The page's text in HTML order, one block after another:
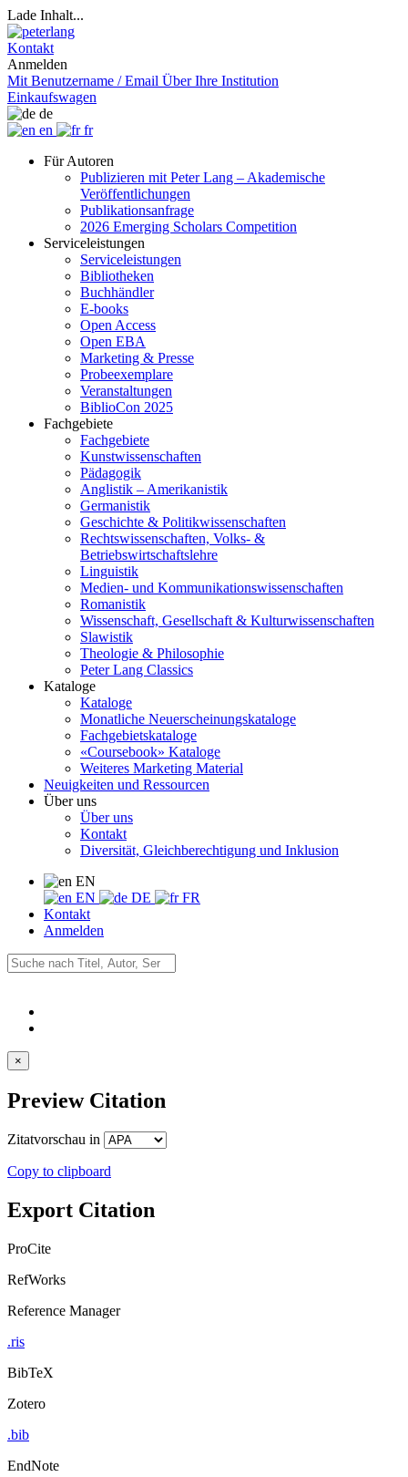
Lade Inhalt...
Kontakt
Anmelden
Mit Benutzername / Email Über Ihre Institution
Einkaufswagen
de
en
fr
Für Autoren
Publizieren mit Peter Lang – Akademische
Veröffentlichungen
Publikationsanfrage
2026 Emerging Scholars Competition
Serviceleistungen
Serviceleistungen
Bibliotheken
Buchhändler
E-books
Open Access
Open EBA
Marketing & Presse
Probeexemplare
Veranstaltungen
BiblioCon 2025
Fachgebiete
Fachgebiete
Kunstwissenschaften
Pädagogik
Anglistik – Amerikanistik
Germanistik
Geschichte & Politikwissenschaften
Rechtswissenschaften, Volks- &
Betriebswirtschaftslehre
Linguistik
Medien- und Kommunikationswissenschaften
Romanistik
Wissenschaft, Gesellschaft & Kulturwissenschaften
Slawistik
Theologie & Philosophie
Peter Lang Classics
Kataloge
Kataloge
Monatliche Neuerscheinungskataloge
Fachgebietskataloge
«Coursebook» Kataloge
Weiteres Marketing Material
Neuigkeiten und Ressourcen
Über uns
Über uns
Kontakt
Diversität, Gleichberechtigung und Inklusion
EN
EN
DE
FR
Kontakt
Anmelden
×
Preview Citation
Zitatvorschau in
Copy to clipboard
Export Citation
ProCite
RefWorks
Reference Manager
.ris
BibTeX
Zotero
.bib
EndNote